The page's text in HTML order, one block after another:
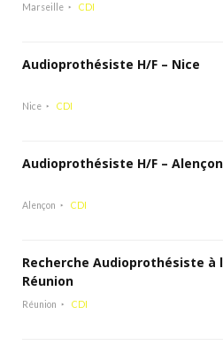
Marseille CDI
Audioprothésiste H/F – Nice
Nice CDI
Audioprothésiste H/F – Alençon
Alençon CDI
Recherche Audioprothésiste à
Réunion
Réunion CDI